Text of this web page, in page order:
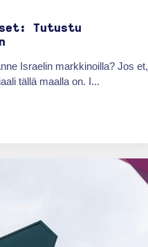
Tutustu
Israelin markkinoilla? Jos et,
tällä maalla on. I...